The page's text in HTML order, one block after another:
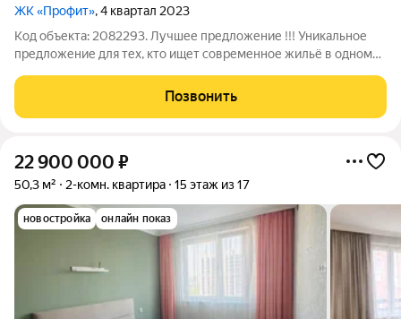
ЖК «Профит», 4 квартал 2023
Код объекта: 2082293. Лучшее предложение !!! Уникальное
предложение для тех, кто ищет современное жильё в одном
студия площадью 24,1 кв. м . на Газгольдерной улице, 10.
Студия расположена на 2
Позвонить
22 900 000 ₽
50,3 м² 2-комн. квартира 15 этаж из 17
новостройка онлайн показ